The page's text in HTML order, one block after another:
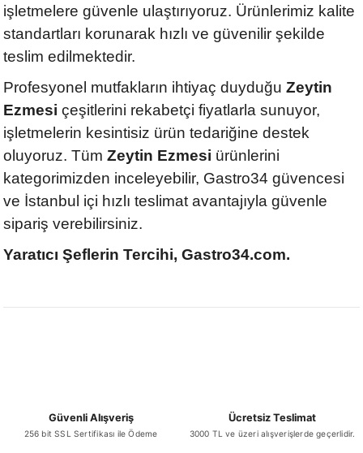
işletmelere güvenle ulaştırıyoruz. Ürünlerimiz kalite
standartları korunarak hızlı ve güvenilir şekilde
teslim edilmektedir.
Profesyonel mutfakların ihtiyaç duyduğu Zeytin
Ezmesi çeşitlerini rekabetçi fiyatlarla sunuyor,
işletmelerin kesintisiz ürün tedariğine destek
oluyoruz. Tüm Zeytin Ezmesi ürünlerini
kategorimizden inceleyebilir, Gastro34 güvencesi
ve İstanbul içi hızlı teslimat avantajıyla güvenle
sipariş verebilirsiniz.
Yaratıcı Şeflerin Tercihi, Gastro34.com.
Güvenli Alışveriş
256 bit SSL Sertifikası ile Ödeme
Ücretsiz Teslimat
3000 TL ve üzeri alışverişlerde geçerlidir.